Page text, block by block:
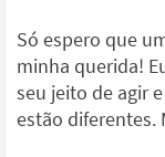
Só espero que
minha querida!
seu jeito de agir
estão diferentes.